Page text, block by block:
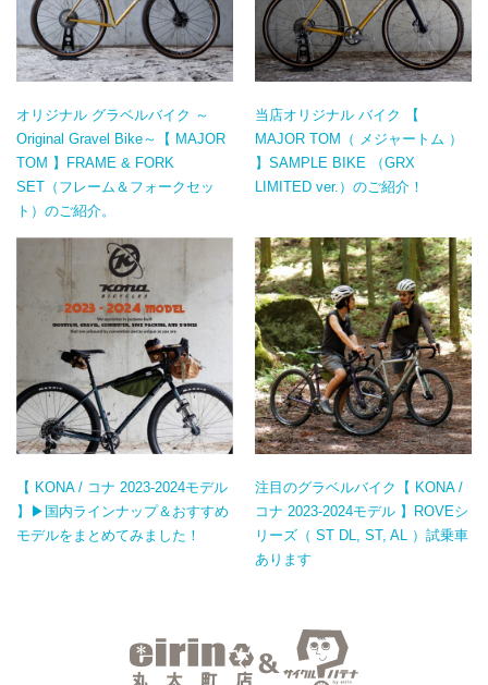
オリジナル グラベルバイク ～
Original Gravel Bike～【 MAJOR
TOM 】FRAME & FORK
SET（フレーム＆フォークセッ
ト）のご紹介。
当店オリジナル バイク 【
MAJOR TOM（ メジャートム ）
】SAMPLE BIKE （GRX
LIMITED ver.）のご紹介！
【 KONA / コナ 2023-2024モデル
】▶国内ラインナップ＆おすすめ
モデルをまとめてみました！
注目のグラベルバイク【 KONA /
コナ 2023-2024モデル 】ROVEシ
リーズ（ ST DL, ST, AL ）試乗車
あります